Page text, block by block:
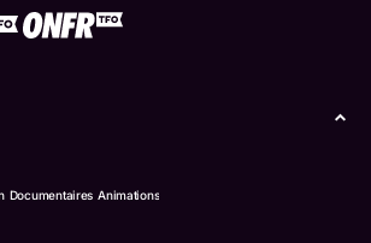
Documentaires Animations
l’Ontario (TFO) - 2026